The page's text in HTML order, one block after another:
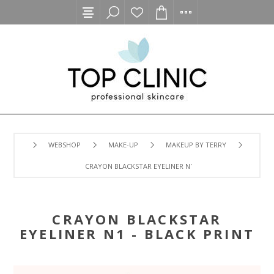
WEBSHOP MAKE-UP MAKEUP BY TERRY
CRAYON BLACKSTAR EYELINER N1 - BLACK PRINT
CRAYON BLACKSTAR
EYELINER N1 - BLACK PRINT